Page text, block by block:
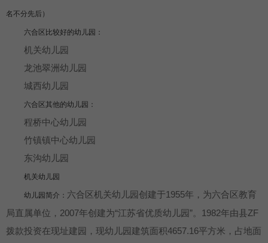
名不分先后）
六合区比较好的幼儿园：
机关幼儿园
龙池翠洲幼儿园
城西幼儿园
六合区其他的幼儿园：
程桥中心幼儿园
竹镇镇中心幼儿园
东沟幼儿园
机关幼儿园
幼儿园简介： 六合区机关幼儿园创建于1955年，为六合区教育
局直属单位，2007年创建为“江苏省优质幼儿园”。1982年由县ZF
拨款投资在现址建园，现幼儿园建筑面积4657.16平方米，占地面